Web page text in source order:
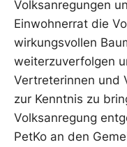
Volksanregungen
Einwohnerrat die
wirkungsvollen
weiterzuverfolgen
Vertreterinnen und
zur Kenntnis zu
Volksanregung
PetKo an den